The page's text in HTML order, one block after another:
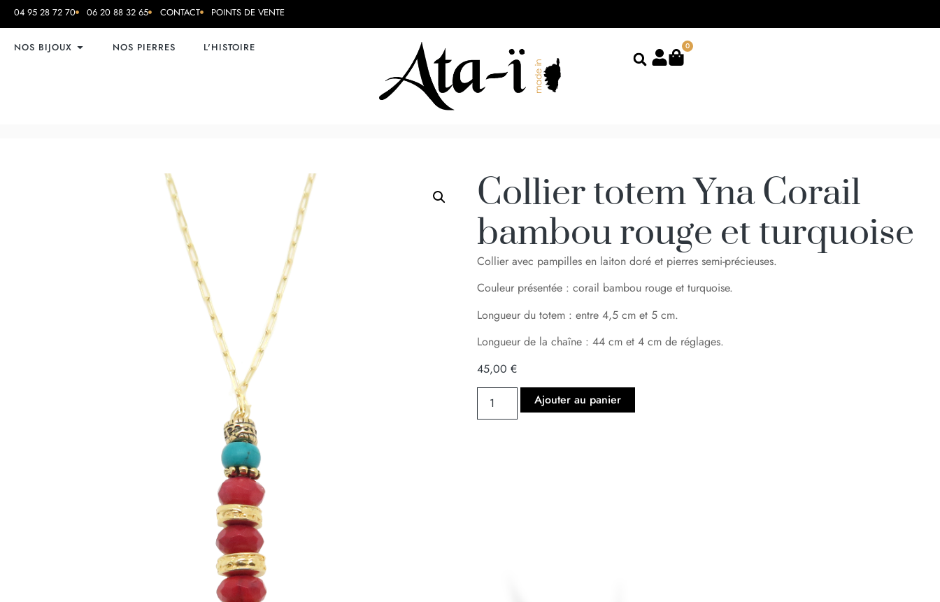
04 95 28 72 70 06 20 88 32 65 CONTACT POINTS DE VENTE
NOS BIJOUX NOS PIERRES L'HISTOIRE 0
Collier totem Yna Corail
bambou rouge et turquoise
Collier avec pampilles en laiton doré et pierres semi-précieuses.
Couleur présentée : corail bambou rouge et turquoise.
Longueur du totem : entre 4,5 cm et 5 cm.
Longueur de la chaîne : 44 cm et 4 cm de réglages.
45,00 €
Ajouter au panier